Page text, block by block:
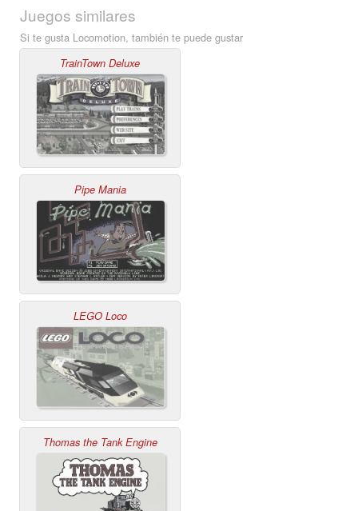
Juegos similares
Si te gusta Locomotion, también te puede gustar
TrainTown Deluxe
Pipe Mania
LEGO Loco
Thomas the Tank Engine